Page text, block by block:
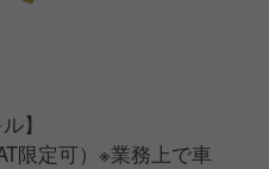
】
限定可）※業務上で車